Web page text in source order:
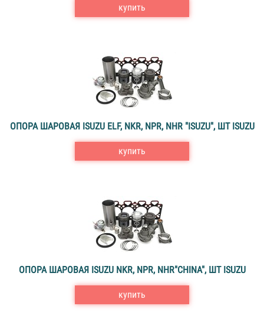
купить
ОПОРА ШАРОВАЯ ISUZU ELF, NKR, NPR, NHR "ISUZU", ШТ ISUZU
купить
ОПОРА ШАРОВАЯ ISUZU NKR, NPR, NHR"CHINA", ШТ ISUZU
купить